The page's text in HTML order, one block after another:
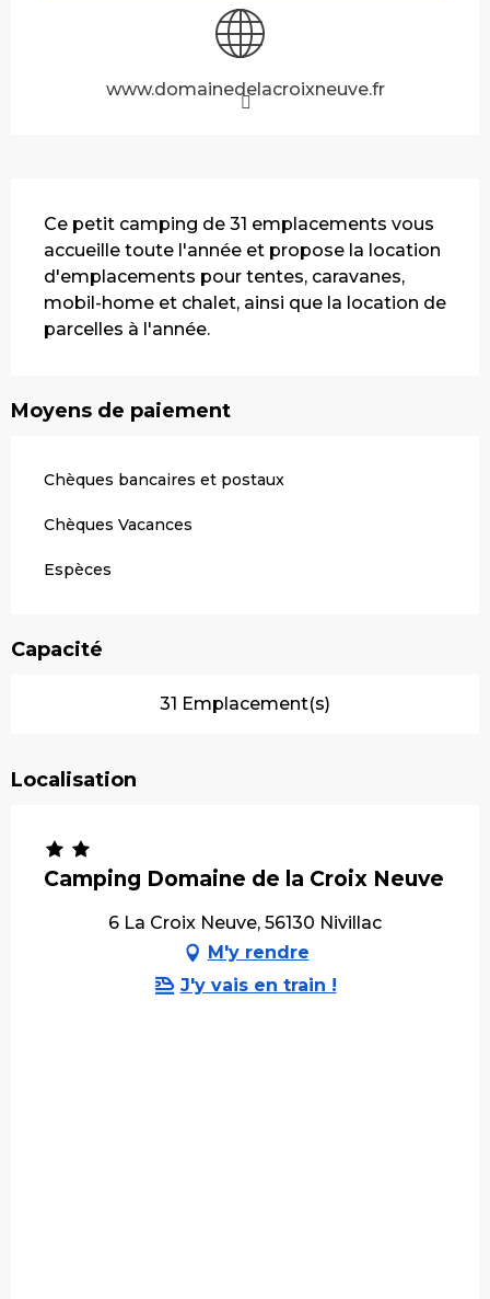
www.domainedelacroixneuve.fr
Ce petit camping de 31 emplacements vous
accueille toute l'année et propose la location
d'emplacements pour tentes, caravanes,
mobil-home et chalet, ainsi que la location de
parcelles à l'année.
Moyens de paiement
Chèques bancaires et postaux
Chèques Vacances
Espèces
Capacité
31 Emplacement(s)
Localisation
Camping Domaine de la Croix Neuve
6 La Croix Neuve, 56130 Nivillac
M'y rendre
J'y vais en train !